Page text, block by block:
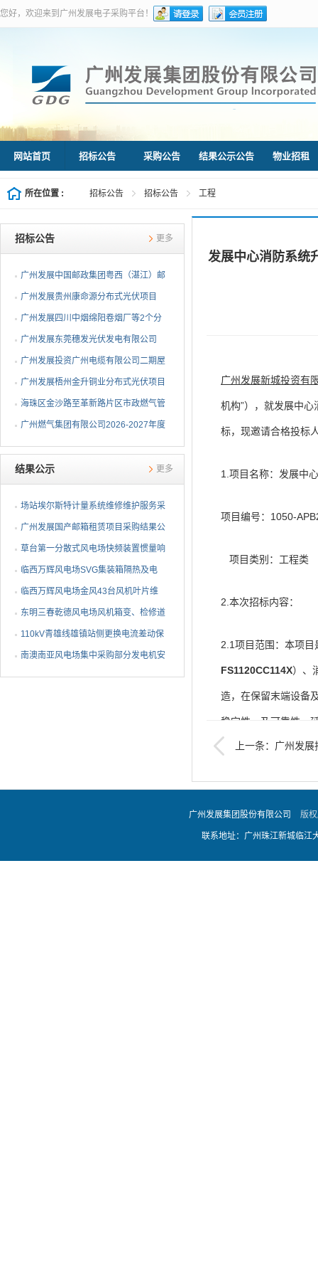
您好，欢迎来到广州发展电子采购平台！
网站首页 招标公告 采购公告 结果公示公告 物业招租
所在位置 : 招标公告 招标公告 工程
发展中心消防系统
广州发展新城投资有
机构”），就发展中
标，现邀请合格投标
1.项目名称：发展中
项目编号：1050-
项目类别：工程类
2.本次招标内容：
2.1项目范围：本项
FS1120CC114X）、
造，在保留末端设备
稳定性，及可靠性，
GB25506-2010，设
上一条：广州发
招标公告 更多
广州发展中国邮政集团粤西（湛江）邮
件处理中心等3个分布...
广州发展贵州康命源分布式光伏项目
EPC总承包（第二次招标...
广州发展四川中烟绵阳卷烟厂等2个分
布式光伏项目EPC总承包...
广州发展东莞穗发光伏发电有限公司
（广州港新沙港务有限公...
广州发展投资广州电缆有限公司二期屋
顶分布式光伏项目EPC...
广州发展梧州金升铜业分布式光伏项目
EPC总承包招标公告
海珠区金沙路至革新路片区市政燃气管
网更新工程招标公告
广州燃气集团有限公司2026-2027年度
燃气用埋地聚乙烯（PE1...
结果公示 更多
场站埃尔斯特计量系统维修维护服务采
购项目成交候选人公示
广州发展国产邮箱租赁项目采购结果公
告
草台第一分散式风电场快频装置惯量响
应改造项目采购结果公告
临西万辉风电场SVG集装箱隔热及电
抗器围栏改造项目采购结...
临西万辉风电场金风43台风机叶片维
修项目采购结果公告
东明三春乾德风电场风机箱变、检修道
路除草及箱变基础排水...
110kV青雄线雄镇站侧更换电流差动保
护装置采购结果公告
南澳南亚风电场集中采购部分发电机安
全隐患整改物料采购结...
广州发展集团股份有限公司 版
联系地址：广州珠江新城临江